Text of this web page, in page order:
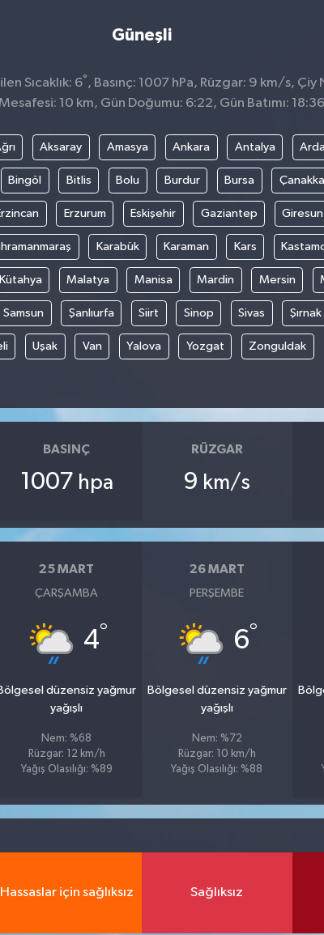
Güneşli
Sıcaklık: 6° , Basınç: 1007 hPa, Rüzgar: 9 km/s, Çiy
10 km, Gün Doğumu: 6:22, Gün Batımı: 18:36
Aksaray Amasya Ankara Antalya
Bingöl Bitlis Bolu Burdur Bursa
Erzurum Eskişehir Gaziantep Giresun
Karabük Karaman Kars
Kütahya Malatya Manisa Mardin Mersin
Samsun Şanlıurfa Siirt Sinop Sivas Şırnak
Uşak Van Yalova Yozgat Zonguldak
BASINÇ
1007 hpa
RÜZGAR
9 km/s
25 MART
ÇARŞAMBA
4°
düzensiz yağmur
yağışlı
Nem: %68
Rüzgar: 12 km/h
Yağış Olasılığı: %89
26 MART
PERŞEMBE
6°
Bölgesel düzensiz yağmur
yağışlı
Nem: %72
Rüzgar: 10 km/h
Yağış Olasılığı: %88
Hassaslar için sağlıksız Sağlıksız